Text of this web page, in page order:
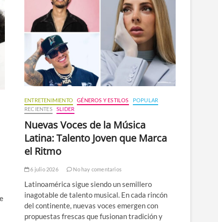
n
ú
ENTRETENIMIENTO GÉNEROS Y ESTILOS
POPULAR
RECIENTES
SLIDER
Nuevas Voces de la Música
Latina: Talento Joven que Marca
el Ritmo
6 julio 2026 No hay comentarios
Latinoamérica sigue siendo un semillero
inagotable de talento musical. En cada rincón
del continente, nuevas voces emergen con
propuestas frescas que fusionan tradición y